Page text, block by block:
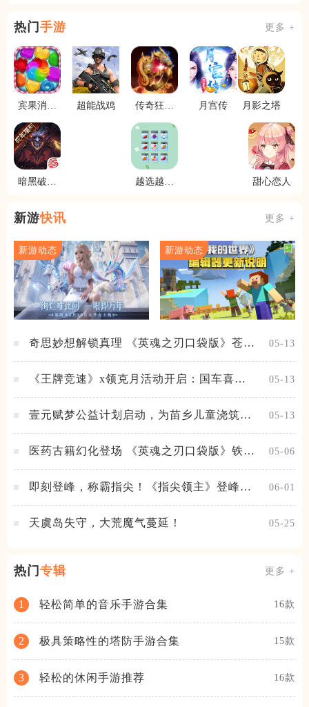
热门 手游 更多 +
宾果消消
超能战鸡
传奇狂暴
月宫传 月影之塔
暗黑破坏
越选越开
甜心恋人
新游快讯 更多 +
新游动态 新游动态
奇思妙想解锁真理 《英魂之刃口袋版》苍天
05-13
《王牌竞速》x领克月活动开启：国车喜迎
05-13
壹元赋梦公益计划启动，为苗乡儿童浇筑梦
05-13
医药古籍幻化登场 《英魂之刃口袋版》铁扇
05-06
即刻登峰，称霸指尖！《指尖领主》登峰测
06-01
天虞岛失守，大荒魔气蔓延！ 05-25
热门 专辑 更多 +
1 轻松简单的音乐手游合集 16款
2 极具策略性的塔防手游合集 15款
3 轻松的休闲手游推荐 16款